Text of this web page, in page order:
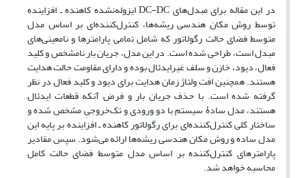
در این مقاله برای مبدل‌های DC-DC ایزوله‌نشده کاهنده ـ افزاینده
توسط روش مکان هندسی ریشه‌ها، کنترل‌کننده‌ای بر اساس مدل
متوسط فضای حالت رگولاتور که شامل تمامی پارامترها و نامعینی‌های
مبدل است، طراحی شده است. در این مدل، جریان بار نامشخص و کلید
فعال، دیود، خازن و سلف غیرایدئال بوده و دارای مقاومت حالت هدایت
هستند. همچنین افت ولتاژ زمان هدایت برای دیود و کلید فعال در نظر
گرفته شده است. با حذف جریان بار و فرض آنکه قطعات ایدئال
هستند، مدل سادۀ سیستم با دو ورودی و تک‌خروجیِ مشخص شده و
ساختار کلی کنترل‌کننده‌ای برای رگولاتور کاهنده ـ افزاینده بر پایه این
مدل ساده و روش مکان هندسی ریشه‌ها ارائه می‌شود. سپس مقادیر
پارامترهای کنترل‌کننده بر اساس مدل متوسط فضای حالت کامل
محاسبه خواهد شد.